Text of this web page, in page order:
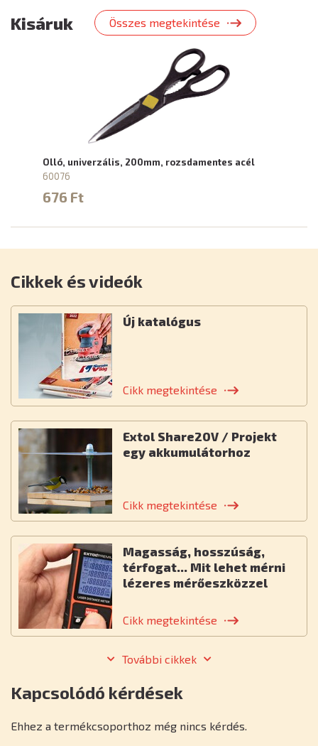
Kisáruk Összes megtekintése
Olló, univerzális, 200mm, rozsdamentes acél
60076
676 Ft
Cikkek és videók
Új katalógus
Cikk megtekintése
Extol Share20V / Projekt
egy akkumulátorhoz
Cikk megtekintése
Magasság, hosszúság,
térfogat... Mit lehet mérni
lézeres mérőeszközzel
Cikk megtekintése
További cikkek
Kapcsolódó kérdések
Ehhez a termékcsoporthoz még nincs kérdés.